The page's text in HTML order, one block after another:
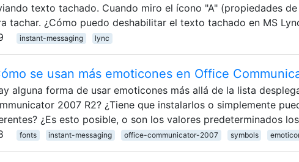
texto tachado. Cuando miro el ícono "A" (propiedades
tachar. ¿Cómo puedo deshabilitar el texto tachado en MS
instant-messaging lync
se usan más emoticones en Office
alguna forma de usar emoticones más allá de la lista
2007 R2? ¿Tiene que instalarlos o simplemente
¿Es esto posible, o son los valores predeterminados
fonts instant-messaging office-communicator-2007 symbols